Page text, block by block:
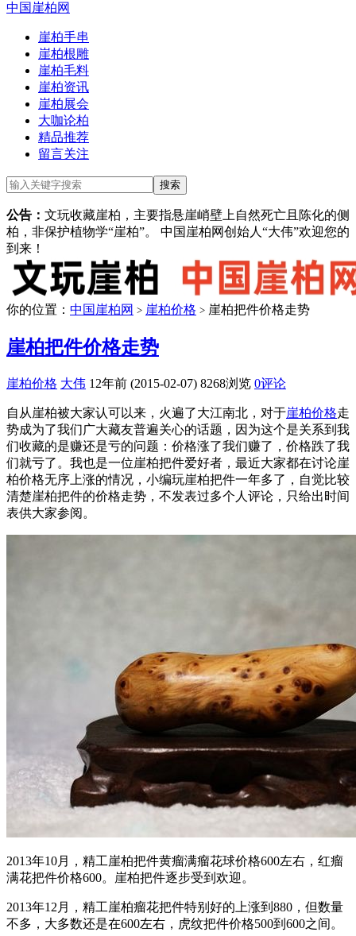
中国崖柏网
崖柏手串
崖柏根雕
崖柏毛料
崖柏资讯
崖柏展会
大咖论柏
精品推荐
留言关注
公告： 文玩收藏崖柏，主要指悬崖峭壁上自然死亡且陈化的侧
柏，非保护植物学“崖柏”。 中国崖柏网创始人“大伟”欢迎您的
到来！
你的位置： 中国崖柏网 > 崖柏价格 > 崖柏把件价格走势
崖柏把件价格走势
崖柏价格 大伟 12年前 (2015-02-07) 8268浏览 0评论
自从崖柏被大家认可以来，火遍了大江南北，对于崖柏价格走
势成为了我们广大藏友普遍关心的话题，因为这个是关系到我
们收藏的是赚还是亏的问题：价格涨了我们赚了，价格跌了我
们就亏了。我也是一位崖柏把件爱好者，最近大家都在讨论崖
柏价格无序上涨的情况，小编玩崖柏把件一年多了，自觉比较
清楚崖柏把件的价格走势，不发表过多个人评论，只给出时间
表供大家参阅。
2013年10月，精工崖柏把件黄瘤满瘤花球价格600左右，红瘤
满花把件价格600。崖柏把件逐步受到欢迎。
2013年12月，精工崖柏瘤花把件特别好的上涨到880，但数量
不多，大多数还是在600左右，虎纹把件价格500到600之间。